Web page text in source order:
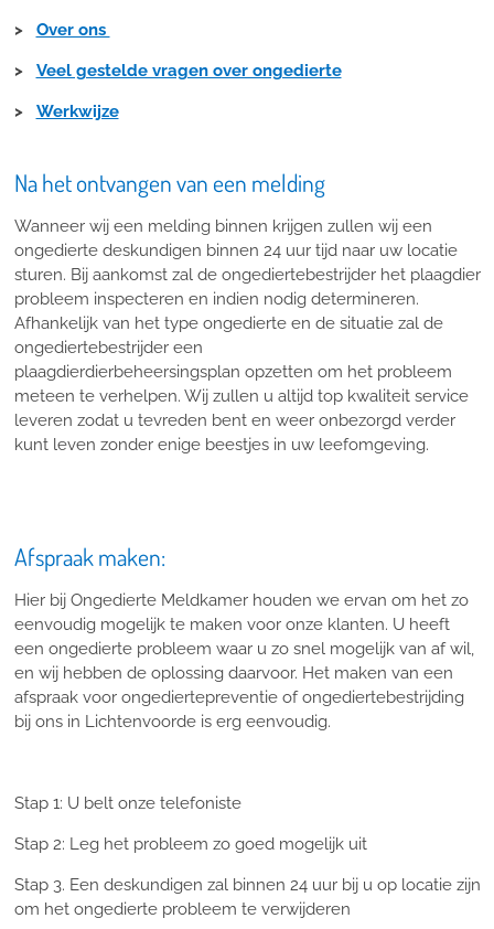
> Over ons
> Veel gestelde vragen over ongedierte
> Werkwijze
Na het ontvangen van een melding
Wanneer wij een melding binnen krijgen zullen wij een
ongedierte deskundigen binnen 24 uur tijd naar uw locatie
sturen. Bij aankomst zal de ongediertebestrijder het plaagdier
probleem inspecteren en indien nodig determineren.
Afhankelijk van het type ongedierte en de situatie zal de
ongediertebestrijder een
plaagdierdierbeheersingsplan opzetten om het probleem
meteen te verhelpen. Wij zullen u altijd top kwaliteit service
leveren zodat u tevreden bent en weer onbezorgd verder
kunt leven zonder enige beestjes in uw leefomgeving.
Afspraak maken:
Hier bij Ongedierte Meldkamer houden we ervan om het zo
eenvoudig mogelijk te maken voor onze klanten. U heeft
een ongedierte probleem waar u zo snel mogelijk van af wil,
en wij hebben de oplossing daarvoor. Het maken van een
afspraak voor ongediertepreventie of ongediertebestrijding
bij ons in Lichtenvoorde is erg eenvoudig.
Stap 1: U belt onze telefoniste
Stap 2: Leg het probleem zo goed mogelijk uit
Stap 3. Een deskundigen zal binnen 24 uur bij u op locatie zijn
om het ongedierte probleem te verwijderen